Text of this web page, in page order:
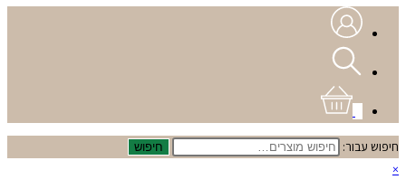
חיפוש עבור: חיפוש
×